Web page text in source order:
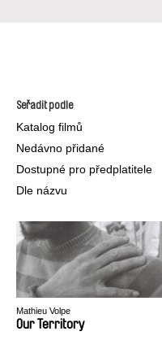
Seřadit podle
Katalog filmů
Nedávno přidané
Dostupné pro předplatitele
Dle názvu
Mathieu Volpe
Our Territory